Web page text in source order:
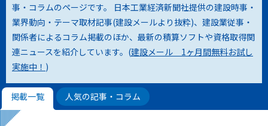
会社概要 お問い合わせ
個人情報保護方針
会員規約
事・コラムのページです。 日本工業経済新聞社提供の建設時事・
業界動向・テーマ取材記事(建設メールより抜粋)、建設業従事・
関係者によるコラム掲載のほか、最新の積算ソフトや資格取得関
連ニュースを紹介しています。(建設メール 1ヶ月間無料お試し
実施中！ )
掲載一覧 人気の記事・コラム
第2条（規約の変更）
本規約は、会員の了承を得ることなく、随時変更されることが
あります。変更内容は、建設資料館WEB上に表示した時点で直
ちに全ての会員が了承したものとみなします。
会員とは、本規約を承諾の上、所定の会員申込手続きを完了
後、管理者がこれを承認した者をいいます。